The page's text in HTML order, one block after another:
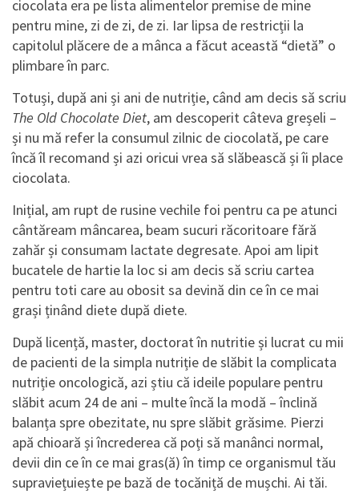
ciocolata era pe lista alimentelor premise de mine
pentru mine, zi de zi, de zi. Iar lipsa de restricții la
capitolul plăcere de a mânca a făcut această “dietă” o
plimbare în parc.
Totuși, după ani și ani de nutriție, când am decis să scriu
The Old Chocolate Diet, am descoperit câteva greșeli –
și nu mă refer la consumul zilnic de ciocolată, pe care
încă îl recomand și azi oricui vrea să slăbească și îi place
ciocolata.
Inițial, am rupt de rusine vechile foi pentru ca pe atunci
cântăream mâncarea, beam sucuri răcoritoare fără
zahăr și consumam lactate degresate. Apoi am lipit
bucatele de hartie la loc si am decis să scriu cartea
pentru toti care au obosit sa devină din ce în ce mai
grași ținând diete după diete.
După licență, master, doctorat în nutritie și lucrat cu mii
de pacienti de la simpla nutriție de slăbit la complicata
nutriție oncologică, azi știu că ideile populare pentru
slăbit acum 24 de ani – multe încă la modă – înclină
balanța spre obezitate, nu spre slăbit grăsime. Pierzi
apă chioară și încrederea că poți să manânci normal,
devii din ce în ce mai gras(ă) în timp ce organismul tău
supraviețuiește pe bază de tocăniță de mușchi. Ai tăi.